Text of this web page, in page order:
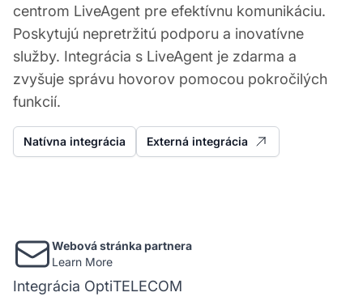
centrom LiveAgent pre efektívnu komunikáciu.
Poskytujú nepretržitú podporu a inovatívne
služby. Integrácia s LiveAgent je zdarma a
zvyšuje správu hovorov pomocou pokročilých
funkcií.
Natívna integrácia Externá integrácia
Webová stránka partnera
Learn More
Integrácia OptiTELECOM